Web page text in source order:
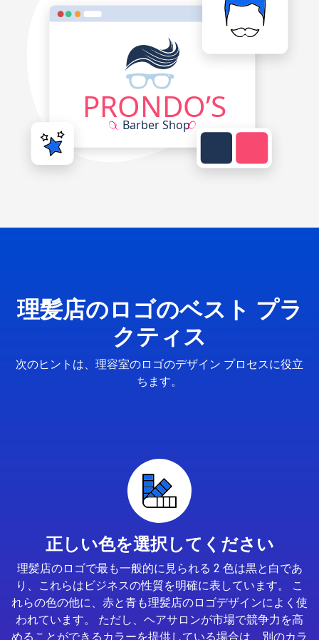
理髪店のロゴのベスト プラ
クティス
次のヒントは、理容室のロゴのデザイン プロセスに役立
ちます。
正しい色を選択してください
理髪店のロゴで最も一般的に見られる 2 色は黒と白であ
り、これらはビジネスの性質を明確に表しています。 こ
れらの色の他に、赤と青も理髪店のロゴデザインによく使
われています。 ただし、ヘアサロンが市場で競争力を高
めることができるカラーを提供している場合は、別のカラ